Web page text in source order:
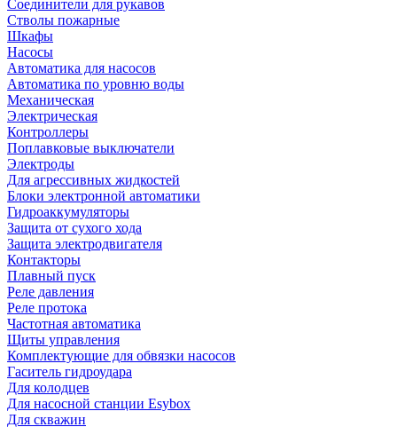
Соединители для рукавов
Стволы пожарные
Шкафы
Насосы
Автоматика для насосов
Автоматика по уровню воды
Механическая
Электрическая
Контроллеры
Поплавковые выключатели
Электроды
Для агрессивных жидкостей
Блоки электронной автоматики
Гидроаккумуляторы
Защита от сухого хода
Защита электродвигателя
Контакторы
Плавный пуск
Реле давления
Реле протока
Частотная автоматика
Щиты управления
Комплектующие для обвязки насосов
Гаситель гидроудара
Для колодцев
Для насосной станции Esybox
Для скважин